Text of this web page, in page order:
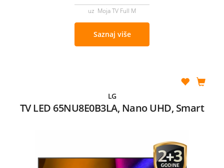
uz Moja TV Full M
Saznaj više
LG
TV LED 65NU8E0B3LA, Nano UHD, Smart